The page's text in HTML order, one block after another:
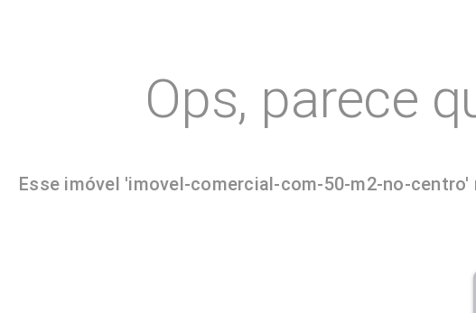
Ops, parece
Esse imóvel 'imovel-comercial-com-50-m2-no-